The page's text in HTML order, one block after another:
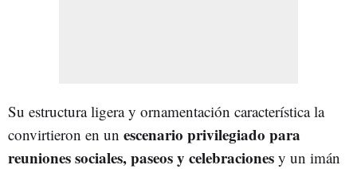
Su estructura ligera y ornamentación característica la
convirtieron en un escenario privilegiado para
reuniones sociales, paseos y celebraciones y un imán